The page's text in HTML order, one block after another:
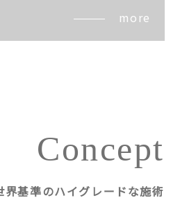
more
Concept
界基準のハイグレードな施術